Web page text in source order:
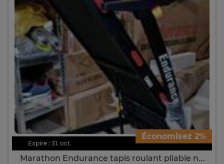
Expire : 31. oct.
Économisez 2%
Marathon Endurance tapis roulant pliable noir écran intégré